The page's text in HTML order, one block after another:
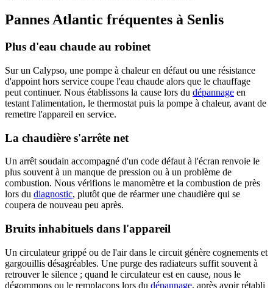
Pannes Atlantic fréquentes à Senlis
Plus d'eau chaude au robinet
Sur un Calypso, une pompe à chaleur en défaut ou une résistance
d'appoint hors service coupe l'eau chaude alors que le chauffage
peut continuer. Nous établissons la cause lors du dépannage en
testant l'alimentation, le thermostat puis la pompe à chaleur, avant de
remettre l'appareil en service.
La chaudière s'arrête net
Un arrêt soudain accompagné d'un code défaut à l'écran renvoie le
plus souvent à un manque de pression ou à un problème de
combustion. Nous vérifions le manomètre et la combustion de près
lors du diagnostic, plutôt que de réarmer une chaudière qui se
coupera de nouveau peu après.
Bruits inhabituels dans l'appareil
Un circulateur grippé ou de l'air dans le circuit génère cognements et
gargouillis désagréables. Une purge des radiateurs suffit souvent à
retrouver le silence ; quand le circulateur est en cause, nous le
dégommons ou le remplaçons lors du dépannage, après avoir rétabli